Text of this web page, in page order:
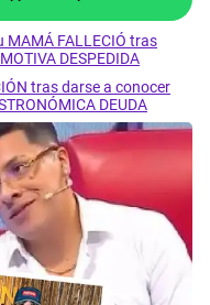
MAMÁ FALLECIÓ tras
DESPEDIDA
tras darse a conocer
DEUDA